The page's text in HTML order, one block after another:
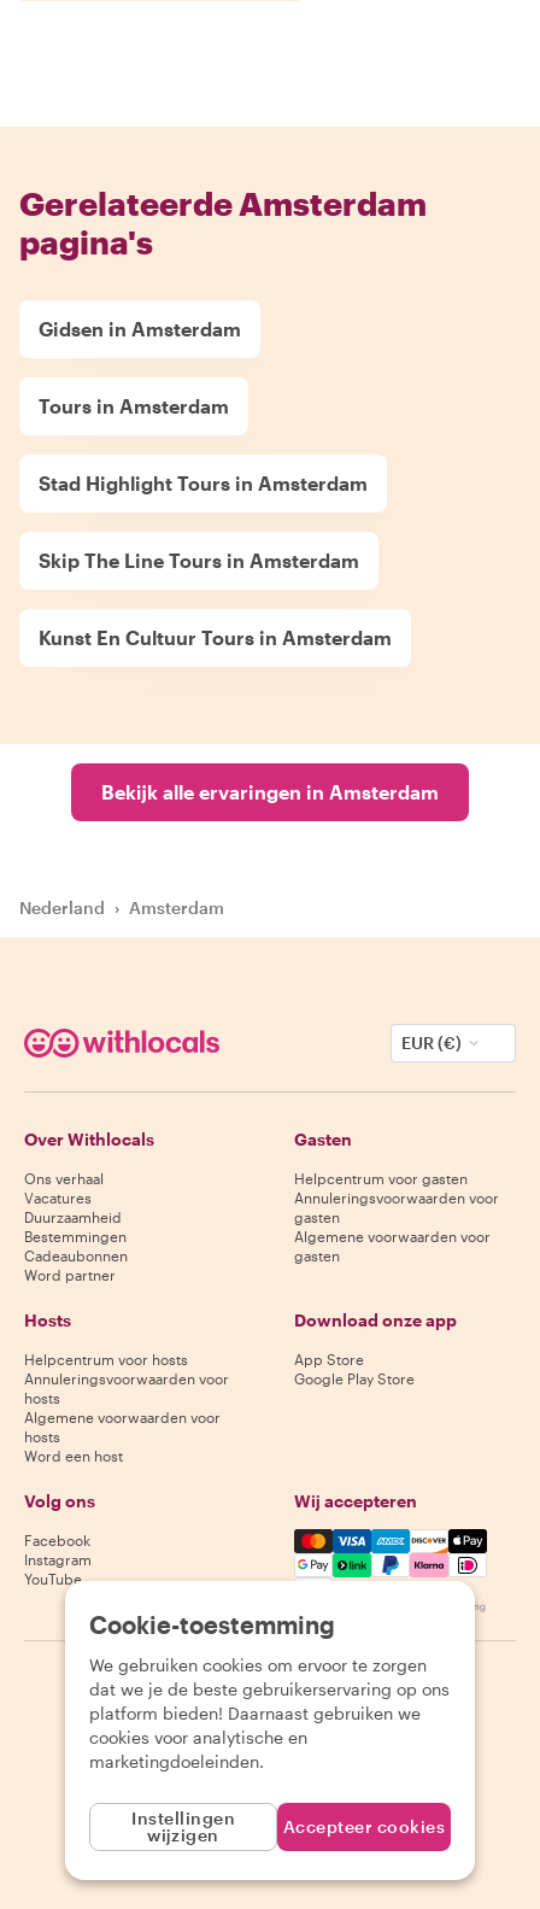
Gerelateerde Amsterdam
pagina's
Gidsen in Amsterdam
Tours in Amsterdam
Stad Highlight Tours in Amsterdam
Skip The Line Tours in Amsterdam
Kunst En Cultuur Tours in Amsterdam
Bekijk alle ervaringen in Amsterdam
Nederland › Amsterdam
EUR (€)
Over Withlocals
Ons verhaal
Vacatures
Duurzaamheid
Bestemmingen
Cadeaubonnen
Word partner
Gasten
Helpcentrum voor gasten
Annuleringsvoorwaarden voor
gasten
Algemene voorwaarden voor
gasten
Hosts
Helpcentrum voor hosts
Annuleringsvoorwaarden voor
hosts
Algemene voorwaarden voor
hosts
Word een host
Download onze app
App Store
Google Play Store
Volg ons
Facebook
Instagram
YouTube
Wij accepteren
Mastercard, Visa, Amex,
Beschikbaarheid varieert per bestemming
2026 Withlocals.com Privacybeleid Cookies
Cookie-toestemming
We gebruiken cookies om ervoor te zorgen
dat we je de beste gebruikerservaring op ons
platform bieden! Daarnaast gebruiken we
cookies voor analytische en
marketingdoeleinden.
Instellingen
wijzigen
Accepteer cookies